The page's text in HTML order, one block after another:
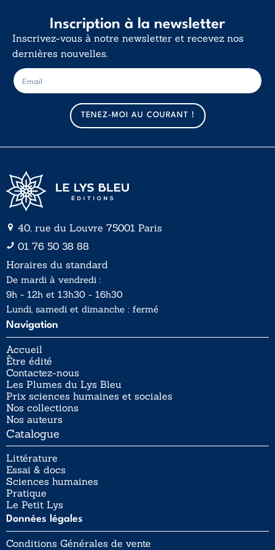
Inscription à la newsletter
Inscrivez-vous à notre newsletter et recevez nos
dernières nouvelles.
m
a
i
l
E
-
m
TENEZ-MOI AU COURANT !
40, rue du Louvre 75001 Paris
01 76 50 38 88
Horaires du standard
De mardi à vendredi :
9h - 12h et 13h30 - 16h30
Lundi, samedi et dimanche : fermé
Navigation
Accueil
Être édité
Contactez-nous
Les Plumes du Lys Bleu
Prix sciences humaines et sociales
Nos collections
Nos auteurs
Catalogue
Littérature
Essai & docs
Sciences humaines
Pratique
Le Petit Lys
Données légales
Conditions Générales de vente